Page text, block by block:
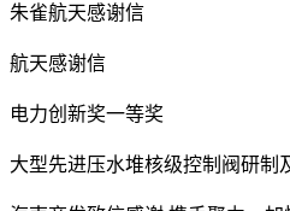
朱雀航天感谢信
航天感谢信
电力创新奖一等奖
大型先进压水堆核级控制阀研制